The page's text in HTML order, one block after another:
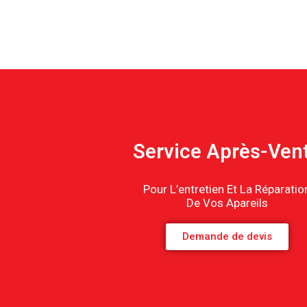
Service Après-
Pour L’entretien Et La
De Vos Apareils
Demande de devis